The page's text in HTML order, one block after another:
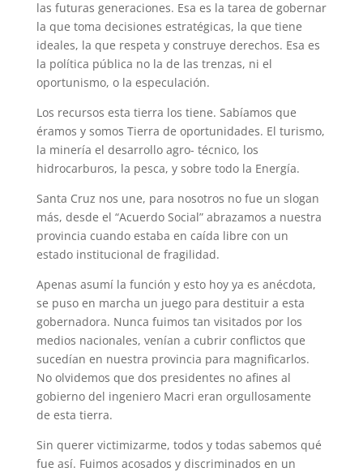
las futuras generaciones. Esa es la tarea de gobernar
la que toma decisiones estratégicas, la que tiene
ideales, la que respeta y construye derechos. Esa es
la política pública no la de las trenzas, ni el
oportunismo, o la especulación.
Los recursos esta tierra los tiene. Sabíamos que
éramos y somos Tierra de oportunidades. El turismo,
la minería el desarrollo agro- técnico, los
hidrocarburos, la pesca, y sobre todo la Energía.
Santa Cruz nos une, para nosotros no fue un slogan
más, desde el “Acuerdo Social” abrazamos a nuestra
provincia cuando estaba en caída libre con un
estado institucional de fragilidad.
Apenas asumí la función y esto hoy ya es anécdota,
se puso en marcha un juego para destituir a esta
gobernadora. Nunca fuimos tan visitados por los
medios nacionales, venían a cubrir conflictos que
sucedían en nuestra provincia para magnificarlos.
No olvidemos que dos presidentes no afines al
gobierno del ingeniero Macri eran orgullosamente
de esta tierra.
Sin querer victimizarme, todos y todas sabemos qué
fue así. Fuimos acosados y discriminados en un